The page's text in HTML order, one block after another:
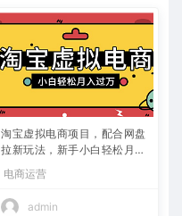
淘宝虚拟电商项目，配合网盘
拉新玩法，新手小白轻松月入
过万，外面收费1980的项
目！
电商运营
admin